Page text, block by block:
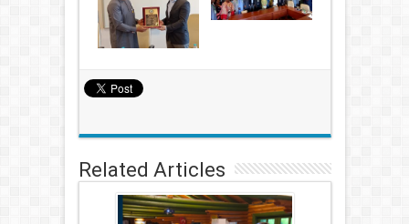
Related Articles